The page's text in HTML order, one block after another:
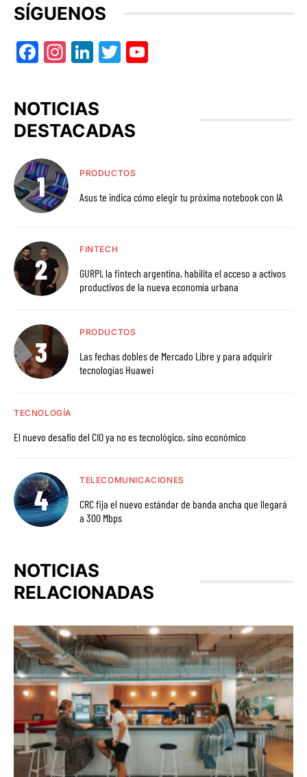
SÍGUENOS
Facebook
Instagram
LinkedIn
Twitter
NOTICIAS
DESTACADAS
PRODUCTOS
Asus te indica cómo elegir tu próxima notebook con IA
FINTECH
GURPI, la fintech argentina, habilita el acceso a activos
productivos de la nueva economía urbana
PRODUCTOS
Las fechas dobles de Mercado Libre y para adquirir
tecnologías Huawei
TECNOLOGÍA
El nuevo desafío del CIO ya no es tecnológico, sino económico
TELECOMUNICACIONES
CRC fija el nuevo estándar de banda ancha que llegará
a 300 Mbps
NOTICIAS
RELACIONADAS